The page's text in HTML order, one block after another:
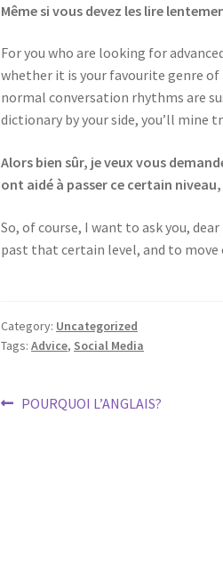
Même si vous devez les lire
For you who are looking for
whether it is your favourite genre
normal conversation rhythms are
dictionary by your side, you’ll mine
Alors bien sûr, je veux vous
ont aidé à passer ce certain
So, of course, I want to ask you,
past that certain level, and to move
Category: Uncategorized
Tags:Advice, Social Media
Post
Previous
POURQUOI L’ANGLAIS?